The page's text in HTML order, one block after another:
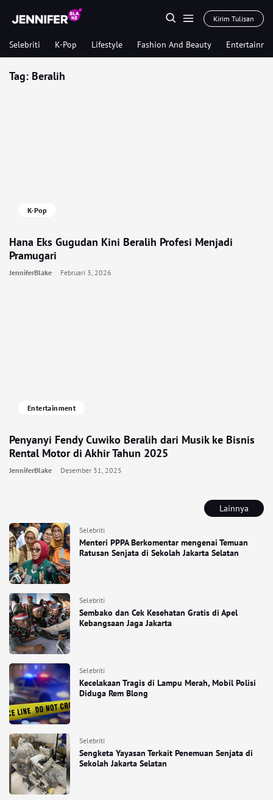
Kirim Tulisan
Selebriti K-Pop Lifestyle Fashion And Beauty
Lainnya
Selebriti
Menteri PPPA Berkomentar mengenai Temuan
Ratusan Senjata di Sekolah Jakarta Selatan
Selebriti
Sembako dan Cek Kesehatan Gratis di Apel
Kebangsaan Jaga Jakarta
Selebriti
Kecelakaan Tragis di Lampu Merah, Mobil Polisi
Diduga Rem Blong
Selebriti
Sengketa Yayasan Terkait Penemuan Senjata di
Sekolah Jakarta Selatan
Tag: Beralih
K-Pop
Hana Eks Gugudan Kini Beralih Profesi Menjadi
Pramugari
JenniferBlake Februari 3, 2026
Entertainment
Penyanyi Fendy Cuwiko Beralih dari Musik ke Bisnis
Rental Motor di Akhir Tahun 2025
JenniferBlake Desember 31, 2025